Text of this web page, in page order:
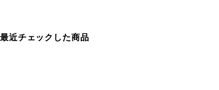
最近チェックした商品